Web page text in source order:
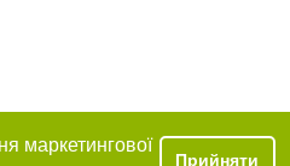
маркетингової
Прийняти